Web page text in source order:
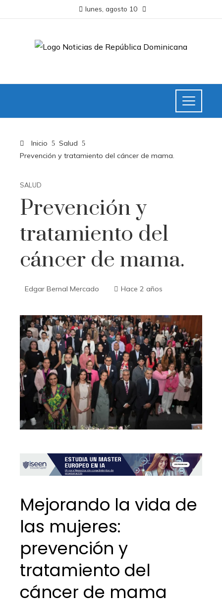
lunes, agosto 10
Inicio
Salud
Prevención y tratamiento del cáncer de mama.
SALUD
Prevención y
tratamiento del
cáncer de mama.
Edgar Bernal Mercado Hace 2 años
Mejorando la vida de
las mujeres:
prevención y
tratamiento del
cáncer de mama